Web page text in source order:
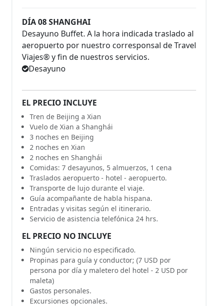
DÍA 08 SHANGHAI
Desayuno Buffet. A la hora indicada traslado al
aeropuerto por nuestro corresponsal de Travel
Viajes® y fin de nuestros servicios.
Desayuno
EL PRECIO INCLUYE
Tren de Beijing a Xian
Vuelo de Xian a Shanghái
3 noches en Beijing
2 noches en Xian
2 noches en Shanghái
Comidas: 7 desayunos, 5 almuerzos, 1 cena
Traslados aeropuerto - hotel - aeropuerto.
Transporte de lujo durante el viaje.
Guía acompañante de habla hispana.
Entradas y visitas según el itinerario.
Servicio de asistencia telefónica 24 hrs.
EL PRECIO NO INCLUYE
Ningún servicio no especificado.
Propinas para guía y conductor; (7 USD por
persona por día y maletero del hotel - 2 USD por
maleta)
Gastos personales.
Excursiones opcionales.